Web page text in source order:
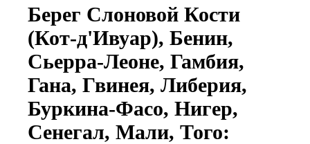
Берег Слоновой Кости
(Кот-д'Ивуар), Бенин,
Сьерра-Леоне, Гамбия,
Гана, Гвинея, Либерия,
Буркина-Фасо, Нигер,
Сенегал, Мали, Того: